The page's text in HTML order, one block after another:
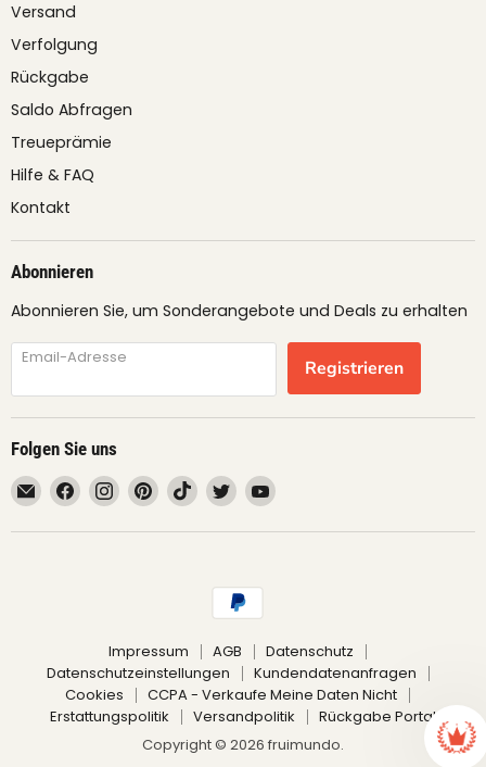
Versand
Verfolgung
Rückgabe
Saldo Abfragen
Treueprämie
Hilfe & FAQ
Kontakt
Abonnieren
Abonnieren Sie, um Sonderangebote und Deals zu erhalten
Email-Adresse Registrieren
Folgen Sie uns
Email
fruimundo
Finden
Sie
uns
Finden
Sie
uns
Finden
Sie
uns
Finden
Sie
uns
Finden
Sie
uns
Finden
uns
Impressum AGB
Datenschutz
Datenschutzeinstellungen
Kundendatenanfragen
Cookies
CCPA - Verkaufe Meine Daten Nicht
Erstattungspolitik
Versandpolitik
Rückgabe Portal
Copyright © 2026 fruimundo.